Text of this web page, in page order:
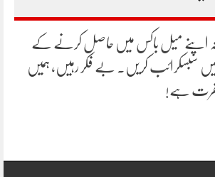
اپنے میل باکس میں حاصل کرنے کے
میں سبسکرائب کریں۔ بے فکر رہیں، ہمیں
ہے!